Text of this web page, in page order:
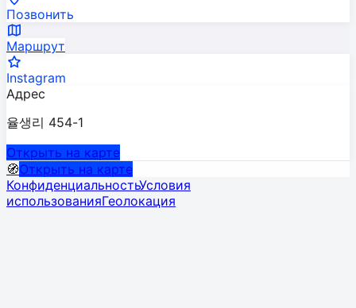
Позвонить
Маршрут
Instagram
Адрес
율생리 454-1
Открыть на карте
🧭Открыть на карте
КонфиденциальностьУсловия
использованияГеолокация